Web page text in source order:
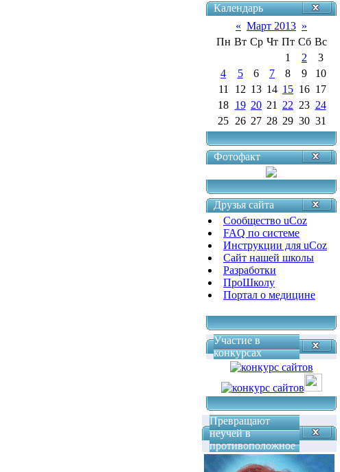
Календарь
« Март 2013 »
Пн Вт Ср Чт Пт Сб Вс
1
2
3
4
5 6 7 8 9
10
11
12 13 14 15 16 17
18 19 20 21 22 23 24
25 26 27 28 29 30 31
Фотофакт
Друзья сайта
Сообщество uCoz
FAQ по системе
Инструкции для uCoz
Сайт нашей школы
Разработки
ПроШколу
Портал о медицине
Участие в
конкурсах
Превращают
неучей в
противоположное